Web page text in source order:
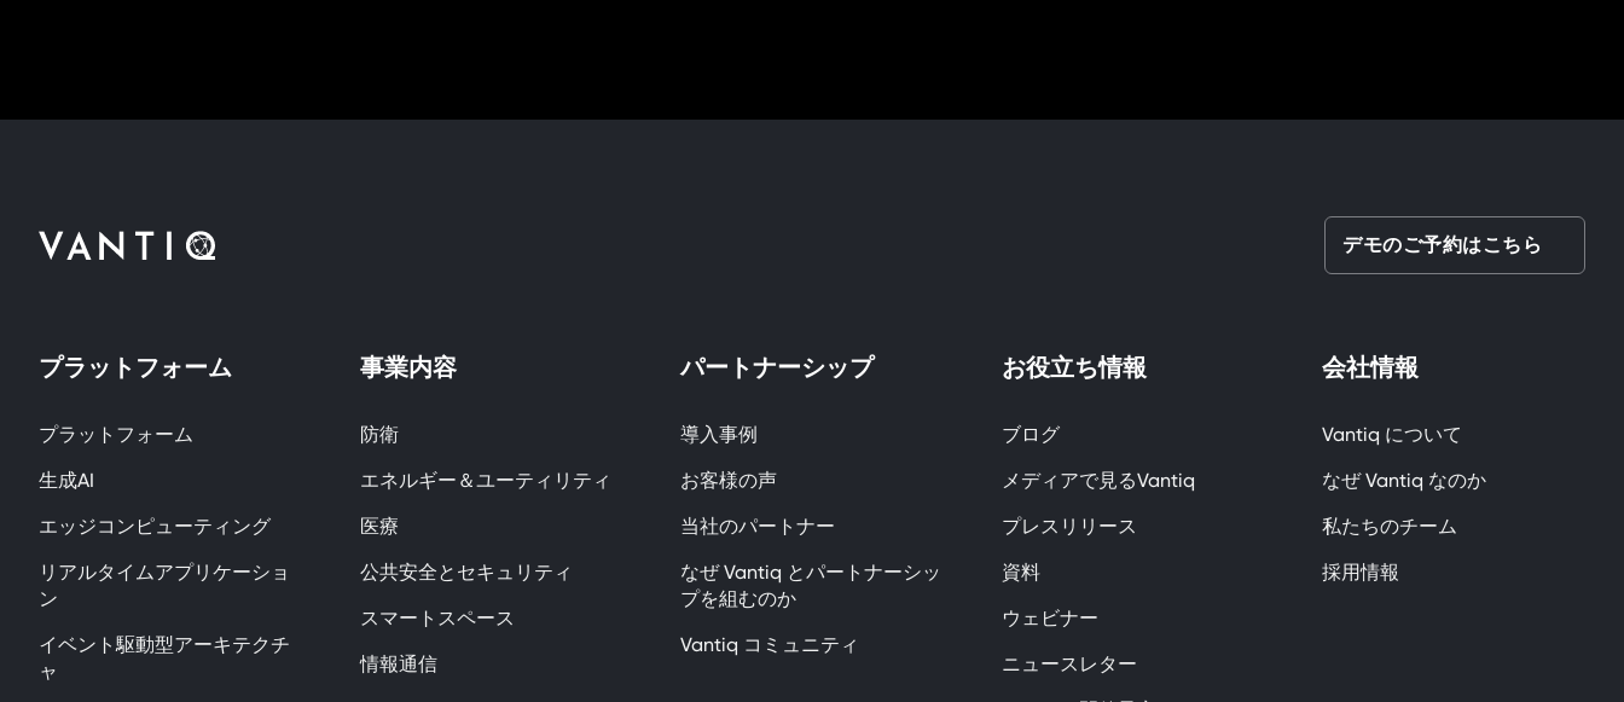
デモのご予約はこちら
プラットフォーム
プラットフォーム
生成AI
エッジコンピューティング
リアルタイムアプリケーショ
ン
イベント駆動型アーキテクチ
ャ
事業内容
防衛
エネルギー＆ユーティリティ
医療
公共安全とセキュリティ
スマートスペース
情報通信
パートナーシップ
導入事例
お客様の声
当社のパートナー
なぜ Vantiq とパートナーシッ
プを組むのか
Vantiq コミュニティ
お役立ち情報
ブログ
メディアで見るVantiq
プレスリリース
資料
ウェビナー
ニュースレター
会社情報
Vantiq について
なぜ Vantiq なのか
私たちのチーム
採用情報